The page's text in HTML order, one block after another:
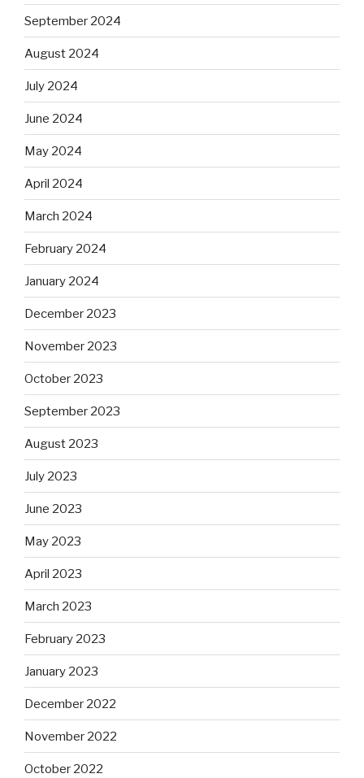
September 2024
August 2024
July 2024
June 2024
May 2024
April 2024
March 2024
February 2024
January 2024
December 2023
November 2023
October 2023
September 2023
August 2023
July 2023
June 2023
May 2023
April 2023
March 2023
February 2023
January 2023
December 2022
November 2022
October 2022